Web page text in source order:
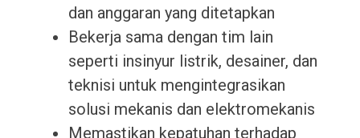
dan anggaran yang ditetapkan
Bekerja sama dengan tim lain
seperti insinyur listrik, desainer, dan
teknisi untuk mengintegrasikan
solusi mekanis dan elektromekanis
Memastikan kepatuhan terhadap